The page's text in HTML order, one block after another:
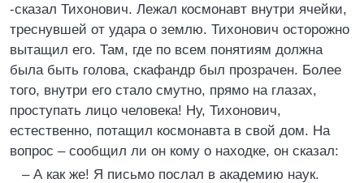
-сказал Тихонович. Лежал космонавт внутри ячейки,
треснувшей от удара о землю. Тихонович осторожно
вытащил его. Там, где по всем понятиям должна
была быть голова, скафандр был прозрачен. Более
того, внутри его стало смутно, прямо на глазах,
проступать лицо человека! Ну, Тихонович,
естественно, потащил космонавта в свой дом. На
вопрос – сообщил ли он кому о находке, он сказал:
– А как же! Я письмо послал в академию наук.